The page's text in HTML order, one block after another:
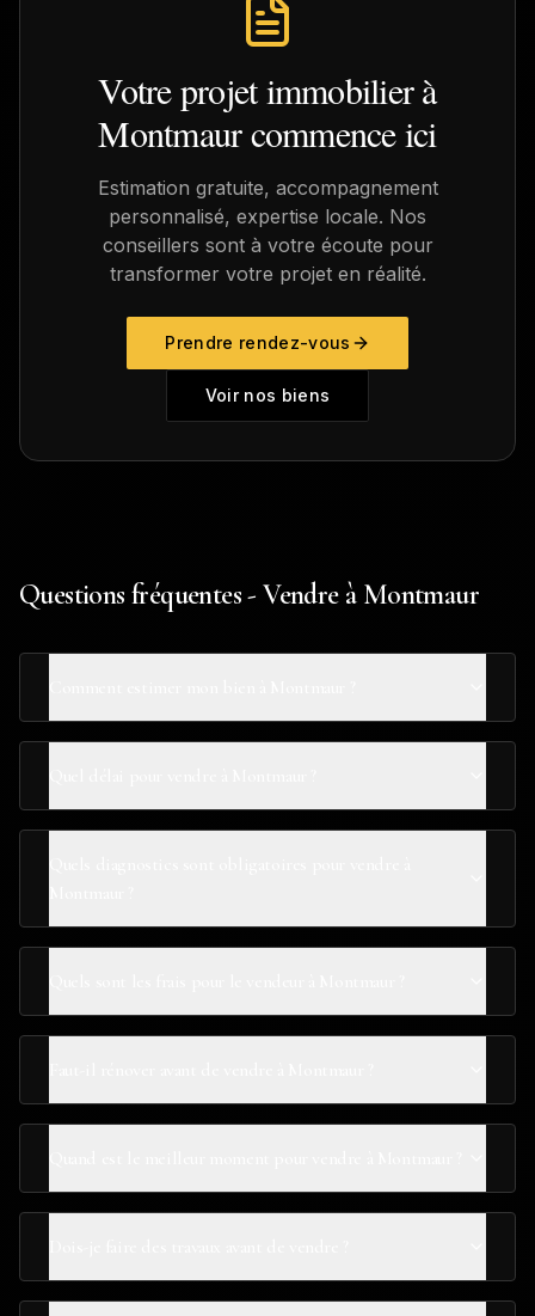
Votre projet immobilier à
Montmaurcommence ici
Estimation gratuite, accompagnement
personnalisé, expertise locale. Nos
conseillers sont à votre écoute pour
transformer votre projet en réalité.
Prendre rendez-vous
Voir nos biens
Questions fréquentes - Vendre à Montmaur